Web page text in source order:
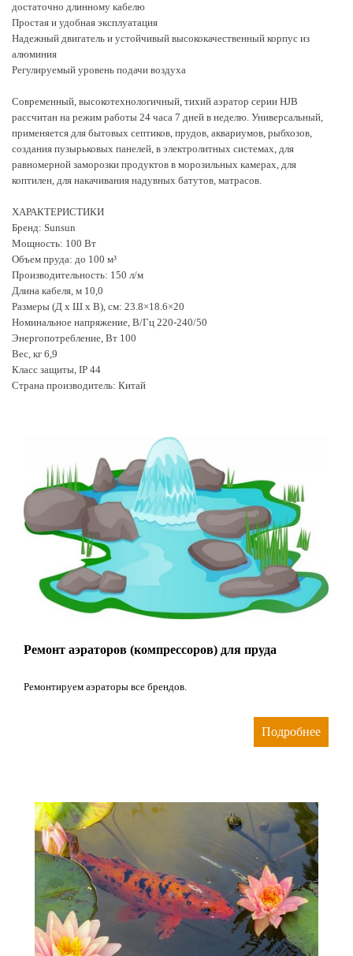
достаточно длинному кабелю
Простая и удобная эксплуатация
Надежный двигатель и устойчивый высококачественный корпус из
алюминия
Регулируемый уровень подачи воздуха
Современный, высокотехнологичный, тихий аэратор серии HJB
рассчитан на режим работы 24 часа 7 дней в неделю. Универсальный,
применяется для бытовых септиков, прудов, аквариумов, рыбхозов,
создания пузырьковых панелей, в электролитных системах, для
равномерной заморозки продуктов в морозильных камерах, для
коптилен, для накачивания надувных батутов, матрасов.
ХАРАКТЕРИСТИКИ
Бренд: Sunsun
Мощность: 100 Вт
Объем пруда: до 100 м³
Производительность: 150 л/м
Длина кабеля, м 10,0
Размеры (Д x Ш х В), см: 23.8×18.6×20
Номинальное напряжение, В/Гц 220-240/50
Энергопотребление, Вт 100
Вес, кг 6,9
Класс защиты, IP 44
Страна производитель: Китай
Ремонт аэраторов (компрессоров) для пруда
Ремонтируем аэраторы все брендов.
Подробнее